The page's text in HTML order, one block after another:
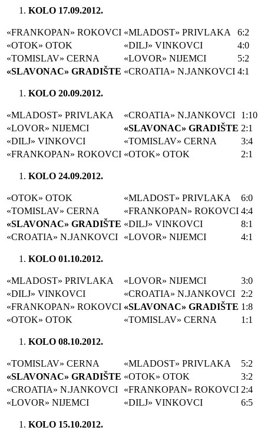
KOLO 17.09.2012.
«FRANKOPAN» ROKOVCI «MLADOST» PRIVLAKA
6:2
«OTOK» OTOK
«DILJ» VINKOVCI
4:0
«TOMISLAV» CERNA
«LOVOR» NIJEMCI
5:2
«SLAVONAC» GRADIŠTE «CROATIA» N.JANKOVCI 4:1
KOLO 20.09.2012.
«MLADOST» PRIVLAKA «CROATIA» N.JANKOVCI
1:10
«LOVOR» NIJEMCI
«SLAVONAC» GRADIŠTE 2:1
«DILJ» VINKOVCI
«TOMISLAV» CERNA
3:4
«FRANKOPAN» ROKOVCI «OTOK» OTOK 2:1
KOLO 24.09.2012.
«OTOK» OTOK «MLADOST» PRIVLAKA
6:0
«TOMISLAV» CERNA
«FRANKOPAN» ROKOVCI 4:4
«SLAVONAC» GRADIŠTE «DILJ» VINKOVCI
8:1
«CROATIA» N.JANKOVCI
«LOVOR» NIJEMCI 4:1
KOLO 01.10.2012.
«MLADOST» PRIVLAKA «LOVOR» NIJEMCI
3:0
«DILJ» VINKOVCI
«CROATIA» N.JANKOVCI
2:2
«FRANKOPAN» ROKOVCI «SLAVONAC» GRADIŠTE 1:8
«OTOK» OTOK
«TOMISLAV» CERNA 1:1
KOLO 08.10.2012.
«TOMISLAV» CERNA «MLADOST» PRIVLAKA
5:2
«SLAVONAC» GRADIŠTE «OTOK» OTOK
3:2
«CROATIA» N.JANKOVCI
«FRANKOPAN» ROKOVCI 2:4
«LOVOR» NIJEMCI
«DILJ» VINKOVCI 6:5
KOLO 15.10.2012.